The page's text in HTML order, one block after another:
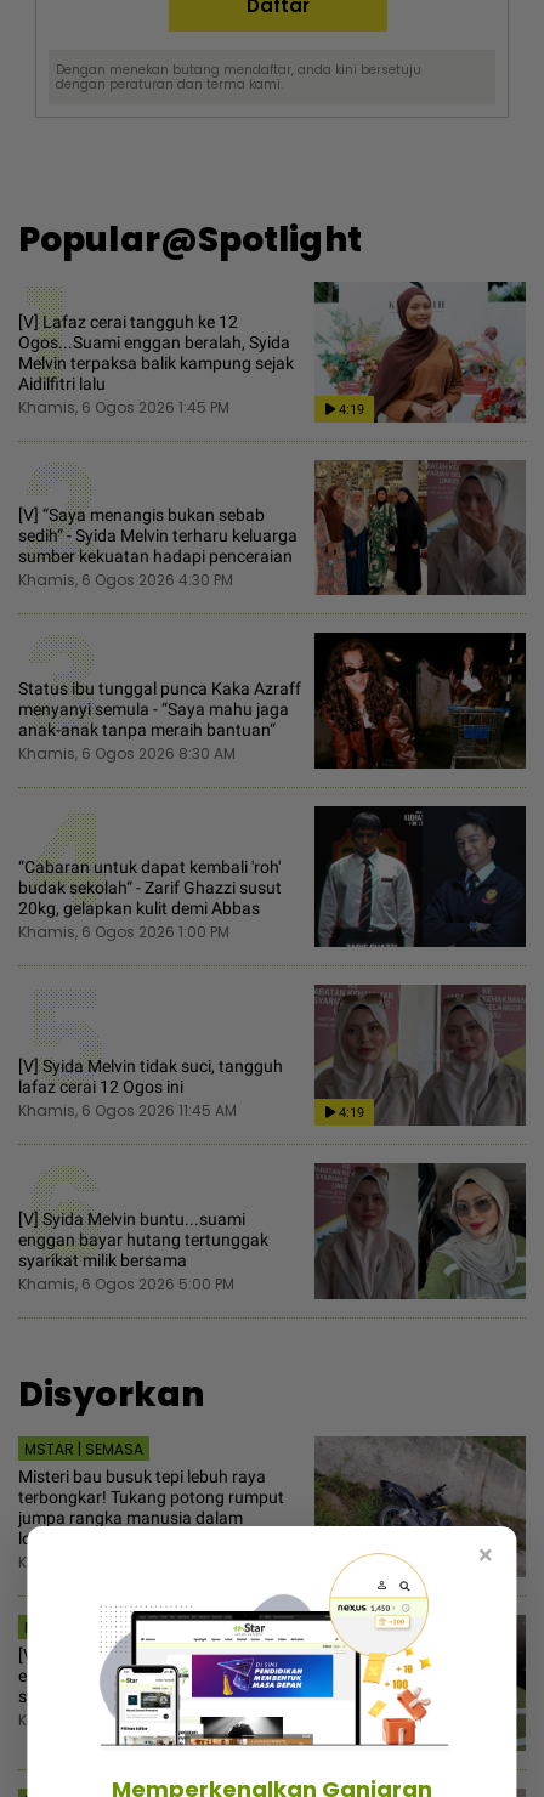
Dengan menekan butang mendaftar, anda kini bersetuju
dengan peraturan dan terma kami.
Popular@Spotlight
1
[V] Lafaz cerai tangguh ke 12
Ogos...Suami enggan beralah, Syida
Melvin terpaksa balik kampung sejak
Aidilfitri lalu
Khamis, 6 Ogos 2026 1:45 PM 4:19
2
[V] “Saya menangis bukan sebab
sedih“ - Syida Melvin terharu keluarga
sumber kekuatan hadapi penceraian
Khamis, 6 Ogos 2026 4:30 PM
3
Status ibu tunggal punca Kaka Azraff
menyanyi semula - “Saya mahu jaga
anak-anak tanpa meraih bantuan“
Khamis, 6 Ogos 2026 8:30 AM
4
“Cabaran untuk dapat kembali 'roh'
budak sekolah“ - Zarif Ghazzi susut
20kg, gelapkan kulit demi Abbas
Khamis, 6 Ogos 2026 1:00 PM
5
[V] Syida Melvin tidak suci, tangguh
lafaz cerai 12 Ogos ini
Khamis, 6 Ogos 2026 11:45 AM 4:19
6
[V] Syida Melvin buntu...suami
enggan bayar hutang tertunggak
syarikat milik bersama
Khamis, 6 Ogos 2026 5:00 PM
Disyorkan
MSTAR | SEMASA
Misteri bau busuk tepi lebuh raya
terbongkar! Tukang potong rumput
jumpa rangka manusia dalam
longkang
Khamis, 6 Ogos 2026 5:46 PM
MSTAR | HIBURAN
[V] Syida Melvin buntu...suami
enggan bayar hutang tertunggak
syarikat milik bersama
Khamis, 6 Ogos 2026 5:00 PM
×
Memperkenalkan Ganjaran